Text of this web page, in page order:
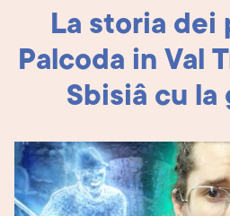
La storia dei
Palcoda in Val
Sbisiâ cu la